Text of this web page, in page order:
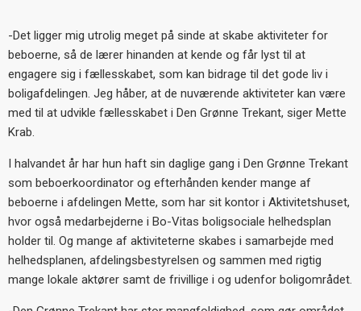
-Det ligger mig utrolig meget på sinde at skabe aktiviteter for
beboerne, så de lærer hinanden at kende og får lyst til at
engagere sig i fællesskabet, som kan bidrage til det gode liv i
boligafdelingen. Jeg håber, at de nuværende aktiviteter kan være
med til at udvikle fællesskabet i Den Grønne Trekant, siger Mette
Krab.
I halvandet år har hun haft sin daglige gang i Den Grønne Trekant
som beboerkoordinator og efterhånden kender mange af
beboerne i afdelingen Mette, som har sit kontor i Aktivitetshuset,
hvor også medarbejderne i Bo-Vitas boligsociale helhedsplan
holder til. Og mange af aktiviteterne skabes i samarbejde med
helhedsplanen, afdelingsbestyrelsen og sammen med rigtig
mange lokale aktører samt de frivillige i og udenfor boligområdet.